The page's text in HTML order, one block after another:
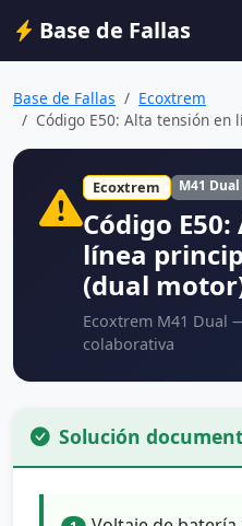
Base de Fallas
Base de Fallas
Ecoxtrem
Código E50: Alta tensión en
Ecoxtrem M41 Dual
Código
línea
(dual
Ecoxtrem M41 Dual
colaborativa
Solución